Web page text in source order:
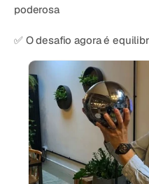
poderosa
✅ O desafio agora é